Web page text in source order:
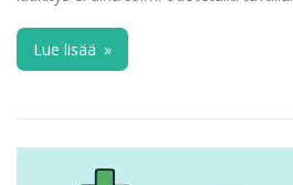
Lue lisää »